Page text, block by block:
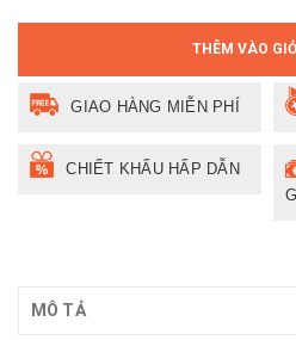
THÊM VÀO
GIAO HÀNG MIỄN PHÍ
CHIẾT KHẤU HẤP DẪN
MÔ TẢ